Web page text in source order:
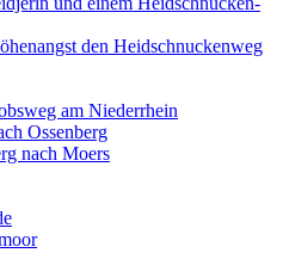
den Heidschnuckenweg
am Niederrhein
Ossenberg
nach Moers